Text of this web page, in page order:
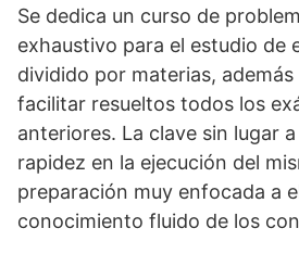
Se dedica un curso de
exhaustivo para el estudio de
dividido por materias,
facilitar resueltos todos los
anteriores. La clave sin lugar
rapidez en la ejecución del
preparación muy enfocada a
conocimiento fluido de los